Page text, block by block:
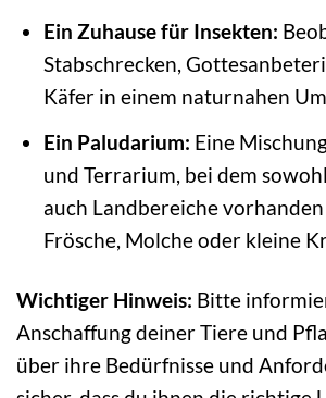
Ein Zuhause für Insekten:
Stabschrecken,
Käfer in einem naturnahen
Ein Paludarium: Eine
und Terrarium, bei dem
auch Landbereiche
Frösche, Molche oder kleine
Wichtiger Hinweis: Bitte
Anschaffung deiner Tiere und
über ihre Bedürfnisse und